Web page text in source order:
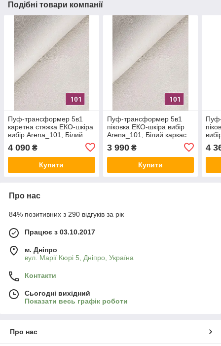
Подібні товари компанії
Пуф-трансформер 5в1
каретна стяжка ЕКО-шкіра
вибір Arena_101, Білий
4 090 ₴
Купити
Пуф-трансформер 5в1
піковка ЕКО-шкіра вибір
Arena_101, Білий каркас
3 990₴
Купити
4
Про нас
84% позитивних з 290 відгуків за рік
Працює з 03.10.2017
м. Дніпро
вул. Марії Кюрі 5, Дніпро, Україна
Контакти
Сьогодні вихідний
Показати весь графік роботи
Про нас